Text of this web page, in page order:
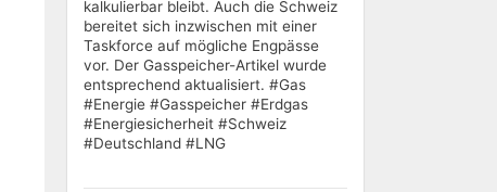
kalkulierbar bleibt. Auch die Schweiz
bereitet sich inzwischen mit einer
Taskforce auf mögliche Engpässe
vor. Der Gasspeicher-Artikel wurde
entsprechend aktualisiert. #Gas
#Energie #Gasspeicher #Erdgas
#Energiesicherheit #Schweiz
#Deutschland #LNG